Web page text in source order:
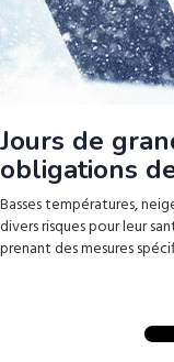
Jours de
obligations
Basses températures,
divers risques pour leur
prenant des mesures